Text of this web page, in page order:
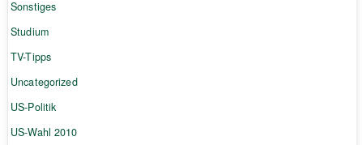
Sonstiges
Studium
TV-Tipps
Uncategorized
US-Politik
US-Wahl 2010